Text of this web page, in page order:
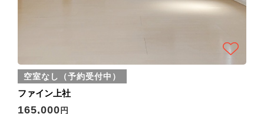
空室なし（予約受付中）
ファイン上社
165,000 円